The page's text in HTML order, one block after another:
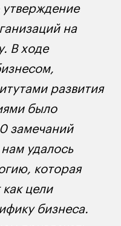
на
В ходе
развития
было
замечаний
удалось
которая
цели
бизнеса.